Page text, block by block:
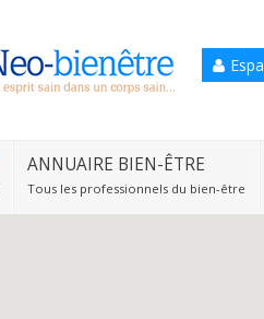
ANNUAIRE BIEN-ÊTRE
Tous les professionnels du bien-être